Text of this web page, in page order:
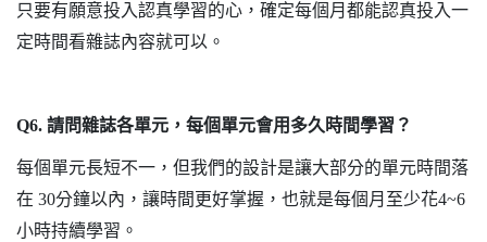
只要有願意投入認真學習的心，確定每個月都能認真投入一
定時間看雜誌內容就可以。
Q6. 請問雜誌各單元，每個單元會用多久時間學習？
每個單元長短不一，但我們的設計是讓大部分的單元時間落
在 30分鐘以內，讓時間更好掌握，也就是每個月至少花4~6
小時持續學習。